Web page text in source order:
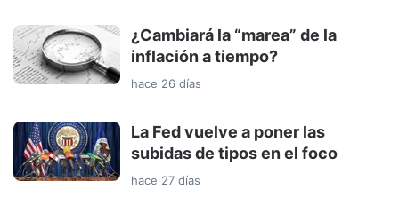
¿Cambiará la “marea” de la
inflación a tiempo?
hace 26 días
La Fed vuelve a poner las
subidas de tipos en el foco
hace 27 días